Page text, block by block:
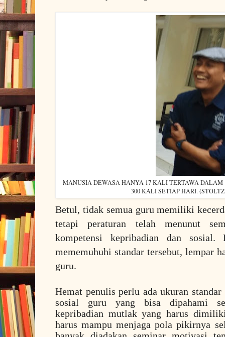
MANUSIA DEWASA HANYA 17 KALI TERTAWA
300 KALI SETIAP HARI.
Betul, tidak semua guru memiliki
tetapi peraturan telah menunut
kompetensi kepribadian dan
mememuhuhi standar tersebut, lempar
guru.
Hemat penulis perlu ada ukuran
sosial guru yang bisa dipahami
kepribadian mutlak yang harus
harus mampu menjaga pola pikirnya